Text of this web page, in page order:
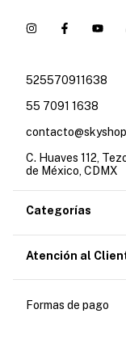
525570911638
55 7091 1638
C. Huaves 112,
de México, CDMX
Categorías
Atención al
Formas de pago